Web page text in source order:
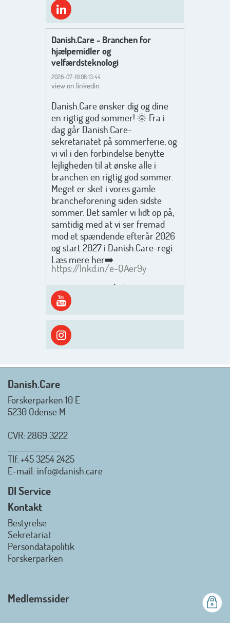
Danish.Care - Branchen for
hjælpemidler og
velfærdsteknologi
2026-07-10 08:13:44
view on linkedin
Danish.Care ønsker dig og dine
en rigtig god sommer! 🌞 Fra i
dag går Danish.Care-
sekretariatet på sommerferie, og
vi vil i den forbindelse benytte
lejligheden til at ønske alle i
branchen en rigtig god sommer.
Meget er sket i vores gamle
brancheforening siden sidste
sommer. Det samler vi lidt op på,
samtidig med at vi ser fremad
mod et spændende efterår 2026
og start 2027 i Danish.Care-regi.
Læs mere her➡️
https://lnkd.in/e-QAer9y
Men inden det går løs med en
spændende og aktivt
efterårsæson, så går turen først
ud i solen, ned til vandet og ind i
skyggen igen. Danish.Care holder
sommerlukket i uge 29 + 30.
Mvh. Anders, Helle og Malthe
Danish.Care - Branchen for
hjælpemidler og
Danish.Care fra den 01. juli 2026
officielt kan kalde sig for
medlemsforening i DI - Dansk
gennemslagskraft og skabe
Danish.Care
Forskerparken 10 E
5230 Odense M
CVR: 2869 3222
Tlf. +45 3254 2425
E-mail: info@danish.care
DI Service
Kontakt
Bestyrelse
Sekretariat
Persondatapolitik
Forskerparken
Medlemssider